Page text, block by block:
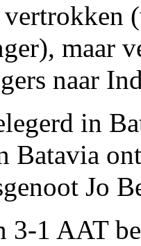
), maar
naar
in
Batavia
Jo
3-1 AAT